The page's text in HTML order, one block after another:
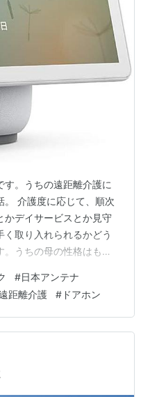
す。うちの遠距離介護に
。 介護度に応じて、順次
かデイサービスとか見守
く取り入れられるかどう
うちの母の性格はもと
なるはずでしたが、幸
おかげでスマート導入
ネットワークの構築
◎Echo Show１０のメリ
リット ◎パナ見守りカメ
#日本アンテナ
距離介護 # ドアホン